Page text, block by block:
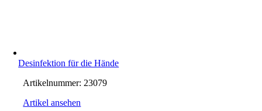
Desinfektion für die Hände
Artikelnummer: 23079
Artikel ansehen